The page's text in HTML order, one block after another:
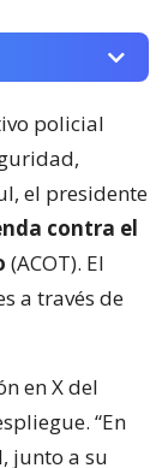
policial
el presidente
contra el
(ACOT). El
a través de
en X del
“En
junto a su